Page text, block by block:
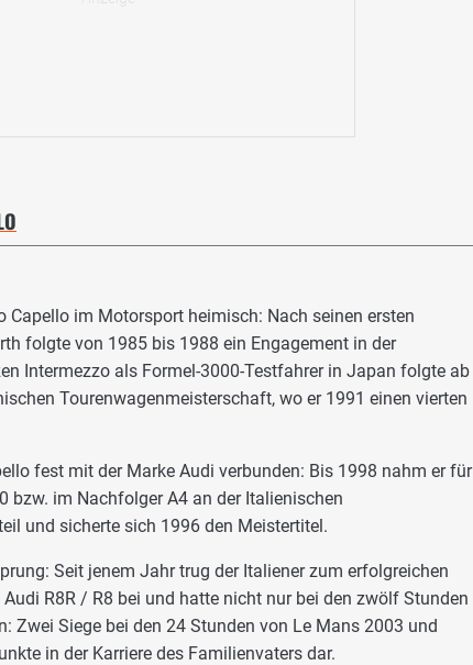
Capello im Motorsport heimisch: Nach seinen ersten
folgte von 1985 bis 1988 ein Engagement in der
Intermezzo als Formel-3000-Testfahrer in Japan folgte ab
Tourenwagenmeisterschaft, wo er 1991 einen vierten
fest mit der Marke Audi verbunden: Bis 1998 nahm er für
bzw. im Nachfolger A4 an der Italienischen
und sicherte sich 1996 den Meistertitel.
Seit jenem Jahr trug der Italiener zum erfolgreichen
R8R / R8 bei und hatte nicht nur bei den zwölf Stunden
Zwei Siege bei den 24 Stunden von Le Mans 2003 und
in der Karriere des Familienvaters dar.